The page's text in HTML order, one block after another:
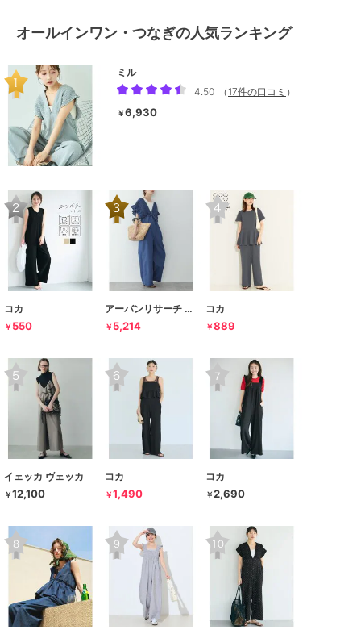
オールインワン・つなぎの人気ランキング
ミル
4.50
（ 17件の口コミ ）
￥6,930
コカ
￥ 550
アーバンリサーチ サニーレーベル
￥ 5,214
コカ
￥889
イェッカ ヴェッカ
￥12,100
コカ
￥1,490
コカ
￥2,690